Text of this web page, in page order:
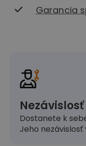
Garancia
Dostanete k
Jeho